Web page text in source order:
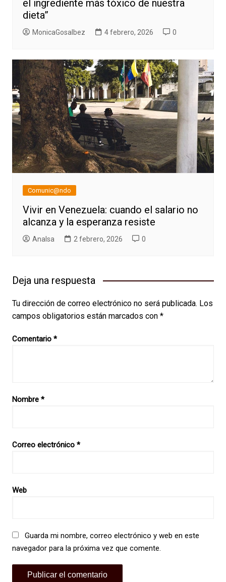
el ingrediente más tóxico de nuestra
dieta”
MonicaGosalbez 4 febrero, 2026 0
Comunic@ndo
Vivir en Venezuela: cuando el salario no
alcanza y la esperanza resiste
AnaIsa 2 febrero, 2026 0
Deja una respuesta
Tu dirección de correo electrónico no será publicada. Los
campos obligatorios están marcados con *
Comentario *
Nombre *
Correo electrónico *
Web
Guarda mi nombre, correo electrónico y web en este
navegador para la próxima vez que comente.